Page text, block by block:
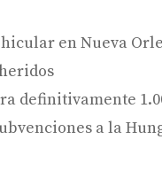
en Nueva
definitivamente
a la